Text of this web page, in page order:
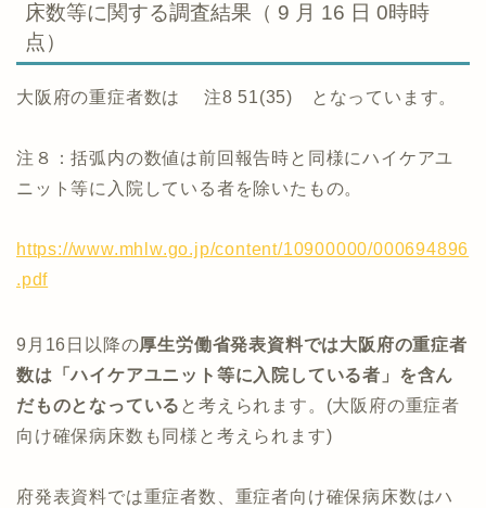
床数等に関する調査結果（ 9 月 16 日 0時時
点）
大阪府の重症者数は 注8 51(35) となっています。
注８：括弧内の数値は前回報告時と同様にハイケアユ
ニット等に入院している者を除いたもの。
https://www.mhlw.go.jp/content/10900000/000694896
.pdf
9月16日以降の厚生労働省発表資料では大阪府の重症者
数は「ハイケアユニット等に入院している者」を含ん
だものとなっている と考えられます。(大阪府の重症者
向け確保病床数も同様と考えられます)
府発表資料では重症者数、重症者向け確保病床数はハ